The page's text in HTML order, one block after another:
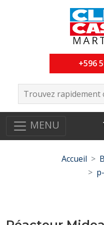
+596
MENU
Accueil